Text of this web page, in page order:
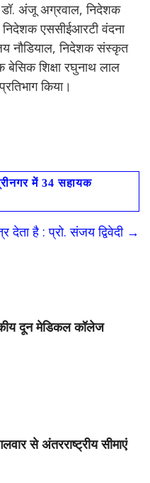
डॉ. अंजू अग्रवाल, निदेशक
निदेशक एससीईआरटी वंदना
नौडियाल, निदेशक संस्कृत
बेसिक शिक्षा रघुनाथ लाल
किया।
में 34 सहायक
देता है : प्रो. संजय द्विवेदी →
दून मेडिकल कॉलेज
से अंतरराष्ट्रीय सीमाएं